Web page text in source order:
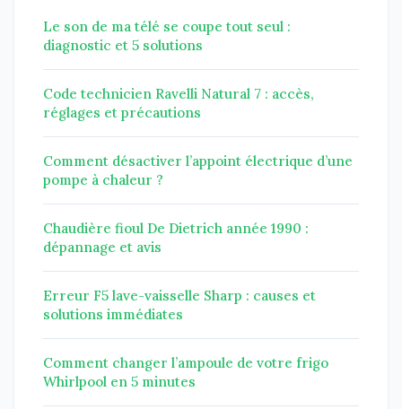
Le son de ma télé se coupe tout seul :
diagnostic et 5 solutions
Code technicien Ravelli Natural 7 : accès,
réglages et précautions
Comment désactiver l’appoint électrique d’une
pompe à chaleur ?
Chaudière fioul De Dietrich année 1990 :
dépannage et avis
Erreur F5 lave-vaisselle Sharp : causes et
solutions immédiates
Comment changer l’ampoule de votre frigo
Whirlpool en 5 minutes